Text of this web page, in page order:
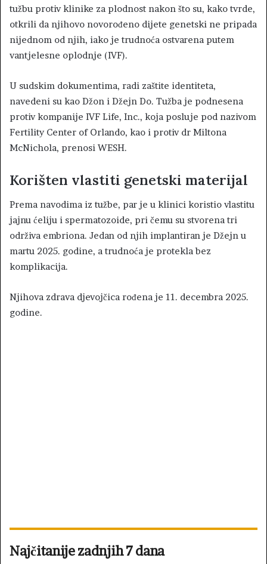
tužbu protiv klinike za plodnost nakon što su, kako tvrde,
otkrili da njihovo novorođeno dijete genetski ne pripada
nijednom od njih, iako je trudnoća ostvarena putem
vantjelesne oplodnje (IVF).
U sudskim dokumentima, radi zaštite identiteta,
navedeni su kao Džon i Džejn Do. Tužba je podnesena
protiv kompanije IVF Life, Inc., koja posluje pod nazivom
Fertility Center of Orlando, kao i protiv dr Miltona
McNichola, prenosi WESH.
Korišten vlastiti genetski materijal
Prema navodima iz tužbe, par je u klinici koristio vlastitu
jajnu ćeliju i spermatozoide, pri čemu su stvorena tri
održiva embriona. Jedan od njih implantiran je Džejn u
martu 2025. godine, a trudnoća je protekla bez
komplikacija.
Njihova zdrava djevojčica rođena je 11. decembra 2025.
godine.
Najčitanije zadnjih 7 dana